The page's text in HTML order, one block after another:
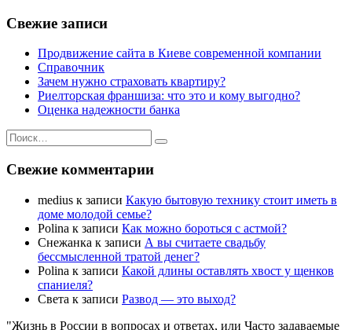
Свежие записи
Продвижение сайта в Киеве современной компании
Справочник
Зачем нужно страховать квартиру?
Риелторская франшиза: что это и кому выгодно?
Оценка надежности банка
Искать:
Поиск
Свежие комментарии
medius к записи Какую бытовую технику стоит иметь в
доме молодой семье?
Polina к записи Как можно бороться с астмой?
Снежанка к записи А вы считаете свадьбу
бессмысленной тратой денег?
Polina к записи Какой длины оставлять хвост у щенков
спаниеля?
Света к записи Развод — это выход?
"Жизнь в России в вопросах и ответах, или Часто задаваемые